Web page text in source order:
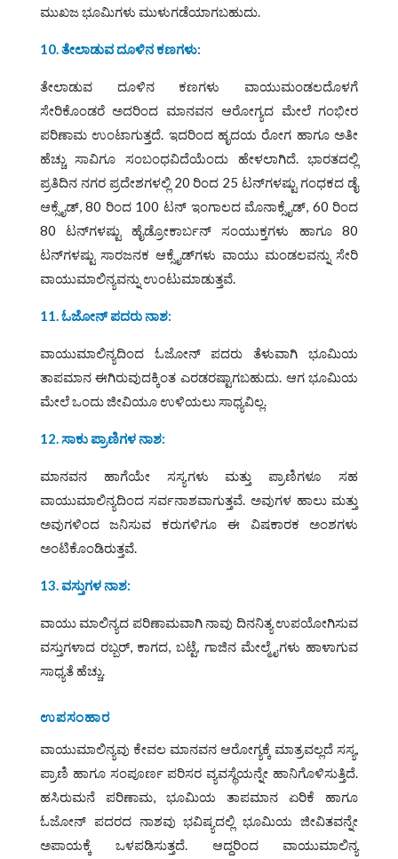
ಮುಖಜ ಭೂಮಿಗಳು ಮುಳುಗಡೆಯಾಗಬಹುದು.
10. ತೇಲಾಡುವ ದೂಳಿನ ಕಣಗಳು:
ತೇಲಾಡುವ ದೂಳಿನ ಕಣಗಳು ವಾಯುಮಂಡಲದೊಳಗೆ
ಸೇರಿಕೊಂಡರೆ ಅದರಿಂದ ಮಾನವನ ಆರೋಗ್ಯದ ಮೇಲೆ ಗಂಭೀರ
ಪರಿಣಾಮ ಉಂಟಾಗುತ್ತದೆ. ಇದರಿಂದ ಹೃದಯ ರೋಗ ಹಾಗೂ ಅತೀ
ಹೆಚ್ಚು ಸಾವಿಗೂ ಸಂಬಂಧವಿದೆಯೆಂದು ಹೇಳಲಾಗಿದೆ. ಭಾರತದಲ್ಲಿ
ಪ್ರತಿದಿನ ನಗರ ಪ್ರದೇಶಗಳಲ್ಲಿ 20 ರಿಂದ 25 ಟನ್‌ಗಳಷ್ಟು ಗಂಧಕದ ಡೈ
ಆಕ್ಸೈಡ್‌, 80 ರಿಂದ 100 ಟನ್‌ ಇಂಗಾಲದ ಮೊನಾಕ್ಸೈಡ್‌, 60 ರಿಂದ
80 ಟನ್‌ಗಳಷ್ಟು ಹೈಡ್ರೋಕಾರ್ಬನ್‌ ಸಂಯುಕ್ತಗಳು ಹಾಗೂ 80
ಟನ್‌ಗಳಷ್ಟು ಸಾರಜನಕ ಆಕ್ಸೈಡ್‌ಗಳು ವಾಯು ಮಂಡಲವನ್ನು ಸೇರಿ
ವಾಯುಮಾಲಿನ್ಯವನ್ನು ಉಂಟುಮಾಡುತ್ತವೆ.
11. ಓಜೋನ್‌ ಪದರು ನಾಶ:
ವಾಯುಮಾಲಿನ್ಯದಿಂದ ಓಜೋನ್‌ ಪದರು ತೆಳುವಾಗಿ ಭೂಮಿಯ
ತಾಪಮಾನ ಈಗಿರುವುದಕ್ಕಿಂತ ಎರಡರಷ್ಟಾಗಬಹುದು. ಆಗ ಭೂಮಿಯ
ಮೇಲೆ ಒಂದು ಜೀವಿಯೂ ಉಳಿಯಲು ಸಾಧ್ಯವಿಲ್ಲ.
12. ಸಾಕು ಪ್ರಾಣಿಗಳ ನಾಶ:
ಮಾನವನ ಹಾಗೆಯೇ ಸಸ್ಯಗಳು ಮತ್ತು ಪ್ರಾಣಿಗಳೂ ಸಹ
ವಾಯುಮಾಲಿನ್ಯದಿಂದ ಸರ್ವನಾಶವಾಗುತ್ತವೆ. ಅವುಗಳ ಹಾಲು ಮತ್ತು
ಅವುಗಳಿಂದ ಜನಿಸುವ ಕರುಗಳಿಗೂ ಈ ವಿಷಕಾರಕ ಅಂಶಗಳು
ಅಂಟಿಕೊಂಡಿರುತ್ತವೆ.
13. ವಸ್ತುಗಳ ನಾಶ:
ವಾಯು ಮಾಲಿನ್ಯದ ಪರಿಣಾಮವಾಗಿ ನಾವು ದಿನನಿತ್ಯ ಉಪಯೋಗಿಸುವ
ವಸ್ತುಗಳಾದ ರಬ್ಬರ್‌, ಕಾಗದ, ಬಟ್ಟೆ, ಗಾಜಿನ ಮೇಲ್ಮೈಗಳು ಹಾಳಾಗುವ
ಸಾಧ್ಯತೆ ಹೆಚ್ಚು.
ಉಪಸಂಹಾರ
ವಾಯುಮಾಲಿನ್ಯವು ಕೇವಲ ಮಾನವನ ಆರೋಗ್ಯಕ್ಕೆ ಮಾತ್ರವಲ್ಲದೆ ಸಸ್ಯ,
ಪ್ರಾಣಿ ಹಾಗೂ ಸಂಪೂರ್ಣ ಪರಿಸರ ವ್ಯವಸ್ಥೆಯನ್ನೇ ಹಾನಿಗೊಳಿಸುತ್ತಿದೆ.
ಹಸಿರುಮನೆ ಪರಿಣಾಮ, ಭೂಮಿಯ ತಾಪಮಾನ ಏರಿಕೆ ಹಾಗೂ
ಓಜೋನ್‌ ಪದರದ ನಾಶವು ಭವಿಷ್ಯದಲ್ಲಿ ಭೂಮಿಯ ಜೀವಿತವನ್ನೇ
ಅಪಾಯಕ್ಕೆ ಒಳಪಡಿಸುತ್ತದೆ. ಆದ್ದರಿಂದ ವಾಯುಮಾಲಿನ್ಯ